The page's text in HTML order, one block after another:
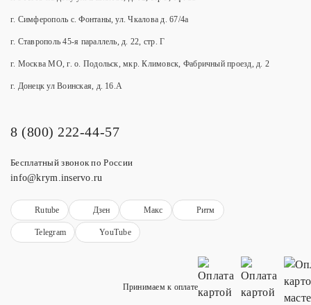
г. Симферополь с. Фонтаны, ул. Чкалова д. 67/4а
г. Ставрополь 45-я параллель, д. 22, стр. Г
г. Москва МО, г. о. Подольск, мкр. Климовск, Фабричный проезд, д. 2
г. Донецк ул Воинская, д. 16.А
8 (800) 222-44-57
Бесплатный звонок по России
info@krym.inservo.ru
Rutube Дзен Макс Ритм
Telegram YouTube
Принимаем к оплате